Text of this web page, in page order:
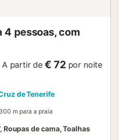
4 pessoas, com
A partir de € 72 por noite
de Tenerife
300 m para a praia
de cama, Toalhas